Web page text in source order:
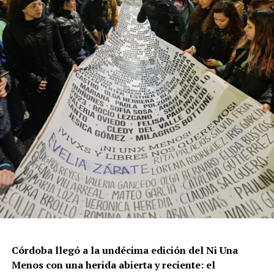
los años anteriores”.
La violencia por odio hacia el colectivo LGBT+ se
intensificó en un contexto de desmantelamiento de
políticas públicas, vaciamiento de organismos de
protección, paralización de la agenda legislativa en
materia de derechos y consolidación de discursos
fascistas que estigmatizan a la diversidad.
Para María Rachid, titular del Instituto contra la
Discriminación de la Ciudad de Buenos Aires e
integrante de la Federación Argentina LGBT+
(FALGBT), el drástico aumento de estos crímenes en
Argentina no puede separarse de los discursos de odio
que provienen del gobierno nacional. “Tanto el
de manera violenta y discriminatoria hacia la comunidad
LGBT en general y, principalmente, hacia la comunidad
Córdoba llegó a la undécima edición del Ni Una
Menos con una herida abierta y reciente: el